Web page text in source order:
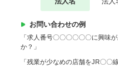
お問い合わせの例
「求人番号〇〇〇〇〇〇に興味
か？」
「残業が少なめの店舗をJR〇〇